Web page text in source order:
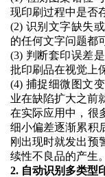
现印刷过程中是否
(2) 识别文字缺失
的任何文字问题都
(3) 判断套印误差
批印刷品在视觉上
(4) 捕捉细微图文
业在缺陷扩大之前
在实际应用中，很
细小偏差逐渐累积
刚出现时就发出预
续性不良品的产生。
2. 自动识别多类型